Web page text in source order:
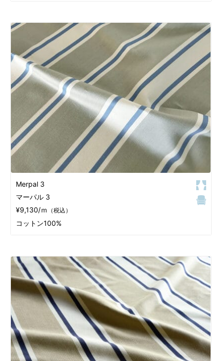
Merpal 3
マーパル 3
¥9,130/ｍ （税込）
コットン100%